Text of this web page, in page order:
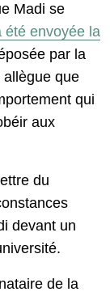
Madi se
été envoyée la
par la
allègue que
qui
aux
du
devant un
de la